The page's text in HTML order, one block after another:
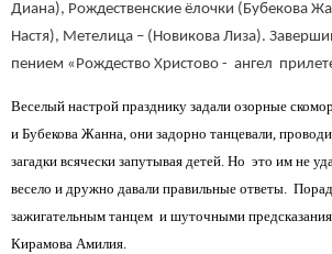
Диана), Рождественские ёлочки (Бубекова
Настя), Метелица – (Новикова Лиза).
пением «Рождество Христово - ангел
Веселый настрой празднику задали озорные
и Бубекова Жанна, они задорно танцевали,
загадки всячески запутывая детей. Но это им не
весело и дружно давали правильные ответы.
зажигательным танцем и шуточными
Кирамова Амилия.